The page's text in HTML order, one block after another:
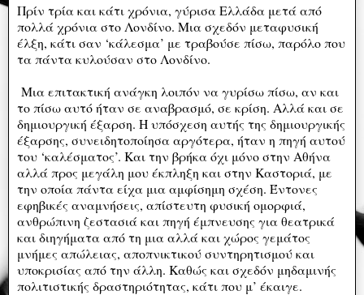
Πρίν τρία και κάτι χρόνια, γύρισα Ελλάδα μετά από
πολλά χρόνια στο Λονδίνο. Μια σχεδόν μεταφυσική
έλξη, κάτι σαν ‘κάλεσμα’ με τραβούσε πίσω, παρόλο που
τα πάντα κυλούσαν στο Λονδίνο.
Μια επιτακτική ανάγκη λοιπόν να γυρίσω πίσω, αν και
το πίσω αυτό ήταν σε αναβρασμό, σε κρίση. Αλλά και σε
δημιουργική έξαρση. Η υπόσχεση αυτής της δημιουργικής
έξαρσης, συνειδητοποίησα αργότερα, ήταν η πηγή αυτού
του ‘καλέσματος’. Και την βρήκα όχι μόνο στην Αθήνα
αλλά προς μεγάλη μου έκπληξη και στην Καστοριά, με
την οποία πάντα είχα μια αμφίσημη σχέση. Έντονες
εφηβικές αναμνήσεις, απίστευτη φυσική ομορφιά,
ανθρώπινη ζεστασιά και πηγή έμπνευσης για θεατρικά
και διηγήματα από τη μια αλλά και χώρος γεμάτος
μνήμες απώλειας, αποπνικτικού συντηρητισμού και
υποκρισίας από την άλλη. Καθώς και σχεδόν μηδαμινής
πολιτιστικής δραστηριότητας, κάτι που μ’ έκαιγε.